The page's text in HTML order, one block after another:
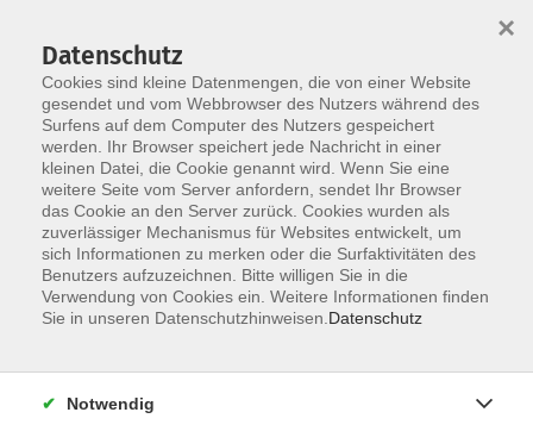
Skip to main content
Der Kurs konnte nicht gefunden werden.
Datenschutz
Cookies sind kleine Datenmengen, die von einer Website
gesendet und vom Webbrowser des Nutzers während des
Surfens auf dem Computer des Nutzers gespeichert
werden. Ihr Browser speichert jede Nachricht in einer
kleinen Datei, die Cookie genannt wird. Wenn Sie eine
weitere Seite vom Server anfordern, sendet Ihr Browser
das Cookie an den Server zurück. Cookies wurden als
zuverlässiger Mechanismus für Websites entwickelt, um
sich Informationen zu merken oder die Surfaktivitäten des
Benutzers aufzuzeichnen. Bitte willigen Sie in die
Verwendung von Cookies ein. Weitere Informationen finden
Sie in unseren Datenschutzhinweisen. Datenschutz
×
Notwendig